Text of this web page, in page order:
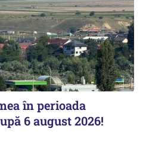
în perioada
6 august 2026!